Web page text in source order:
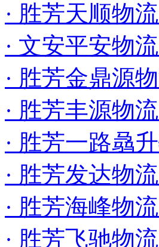
· 胜芳天顺物
· 文安平安物
· 胜芳金鼎源
· 胜芳丰源物
· 胜芳一路骉
· 胜芳发达物
· 胜芳海峰物
· 胜芳飞驰物